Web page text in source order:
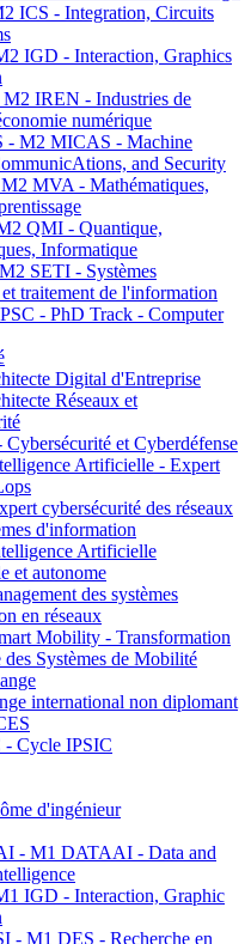
ICS - Integration, Circuits
IGD - Interaction, Graphics
IREN - Industries de
numérique
- M2 MICAS - Machine
and Security
MVA - Mathématiques,
QMI - Quantique,
Informatique
SETI - Systèmes
traitement de l'information
- PhD Track - Computer
Digital d'Entreprise
Réseaux et
et Cyberdéfense
Artificielle - Expert
cybersécurité des réseaux
d'information
Artificielle
et autonome
des systèmes
en réseaux
Mobility - Transformation
Systèmes de Mobilité
international non diplomant
Cycle IPSIC
d'ingénieur
- M1 DATAAI - Data and
IGD - Interaction, Graphic
- M1 DES - Recherche en